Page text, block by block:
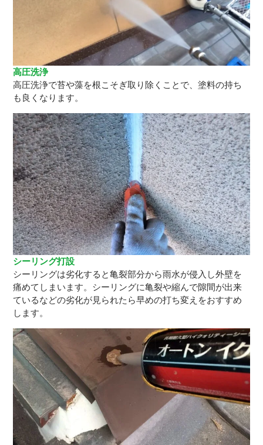
高圧洗浄
高圧洗浄で苔や藻を根こそぎ取り除くことで、塗料の持ち
も良くなります。
シーリング打設
シーリングは劣化すると亀裂部分から雨水が侵入し外壁を
痛めてしまいます。シーリングに亀裂や縮んで隙間が出来
ているなどの劣化が見られたら早めの打ち変えをおすすめ
します。